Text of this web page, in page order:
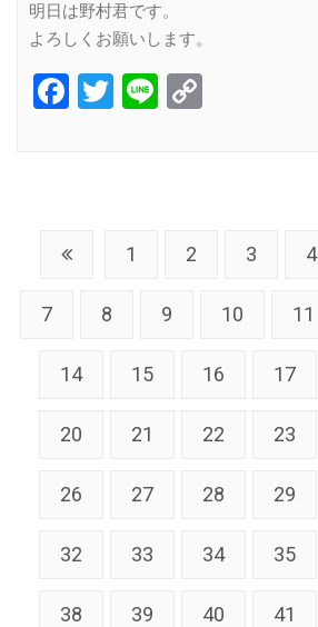
明日は野村君です。
よろしくお願いします。
Facebook
Twitter
Line
1 2 3 4
7 8 9 10 11
14 15 16 17
20 21 22 23
26 27 28 29
32 33 34 35
38 39 40 41